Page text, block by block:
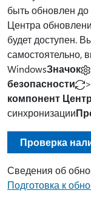
быть обновлен до
Центра
будет доступен.
самостоятельно,
WindowsЗначок
безопасности
>
компонент
синхронизации
Проверка
Сведения об
Подготовка к